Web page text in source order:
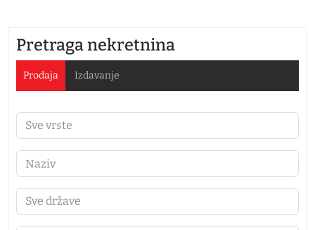
Pretraga nekretnina
Prodaja Izdavanje